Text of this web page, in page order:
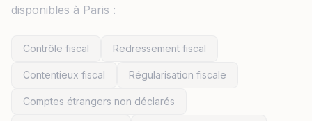
disponibles à Paris :
Contrôle fiscal Redressement fiscal
Contentieux fiscal Régularisation fiscale
Comptes étrangers non déclarés